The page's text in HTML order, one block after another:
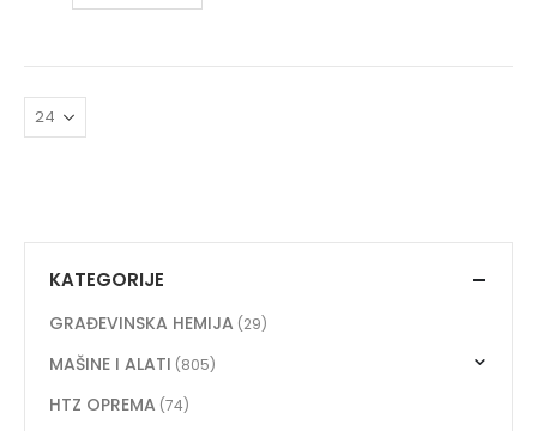
KATEGORIJE
GRAĐEVINSKA HEMIJA (29)
MAŠINE I ALATI (805)
HTZ OPREMA (74)